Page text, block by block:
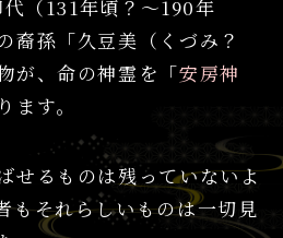
（131年頃？～190年
裔孫「久豆美（くづみ？
が、命の神霊を「安房神
ます。
せるものは残っていないよ
もそれらしいものは一切見